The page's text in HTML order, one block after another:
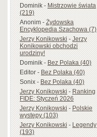
Dominik-Mistrzowie świata
(219)
Anonim-Żydowska
Encyklopedia Szachowa (7)
Jerzy Konikowski-Jerzy
Konikowski obchodzi
urodziny!
Dominik-Bez Polaka (40)
Editor-Bez Polaka (40)
Sonix-Bez Polaka (40)
Jerzy Konikowski-Ranking
FIDE: Styczeń 2026
Jerzy Konikowski-Polskie
występy (103)
Jerzy Konikowski-Legendy
(193)